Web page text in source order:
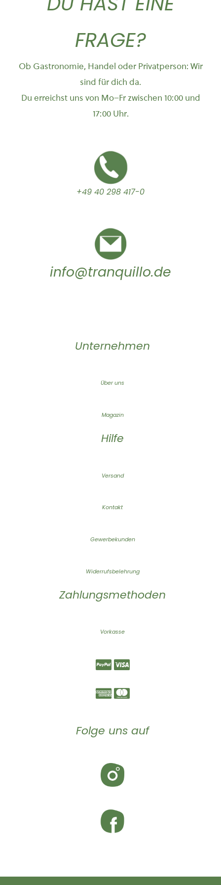
FRAGE?
Ob Gastronomie, Handel oder Privatperson: Wir
sind für dich da.
Du erreichst uns von Mo–Fr zwischen 10:00 und
17:00 Uhr.
+49 40 298 417-0
info@tranquillo.de
Unternehmen
Über uns
Magazin
Hilfe
Versand
Kontakt
Gewerbekunden
Widerrufsbelehrung
Zahlungsmethoden
Vorkasse
Folge uns auf